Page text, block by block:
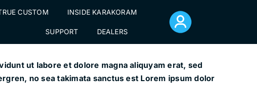
CUSTOM INSIDE KARAKORAM
SUPPORT DEALERS
ut labore et dolore magna aliquyam erat, sed
no sea takimata sanctus est Lorem ipsum dolor